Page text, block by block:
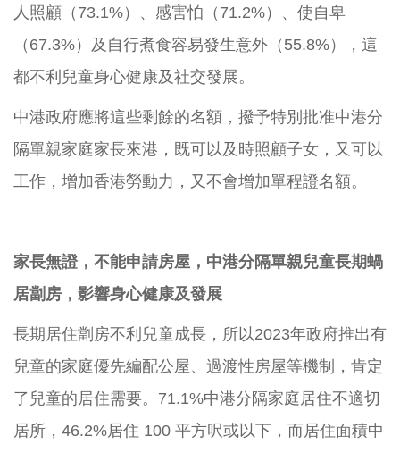
人照顧（73.1%）、感害怕（71.2%）、使自卑
（67.3%）及自行煮食容易發生意外（55.8%），這
都不利兒童身心健康及社交發展。
中港政府應將這些剩餘的名額，撥予特別批准中港分
隔單親家庭家長來港，既可以及時照顧子女，又可以
工作，增加香港勞動力，又不會增加單程證名額。
家長無證，不能申請房屋，中港分隔單親兒童長期蝸
居劏房，影響身心健康及發展
長期居住劏房不利兒童成長，所以2023年政府推出有
兒童的家庭優先編配公屋、過渡性房屋等機制，肯定
了兒童的居住需要。71.1%中港分隔家庭居住不適切
居所，46.2%居住 100 平方呎或以下，而居住面積中